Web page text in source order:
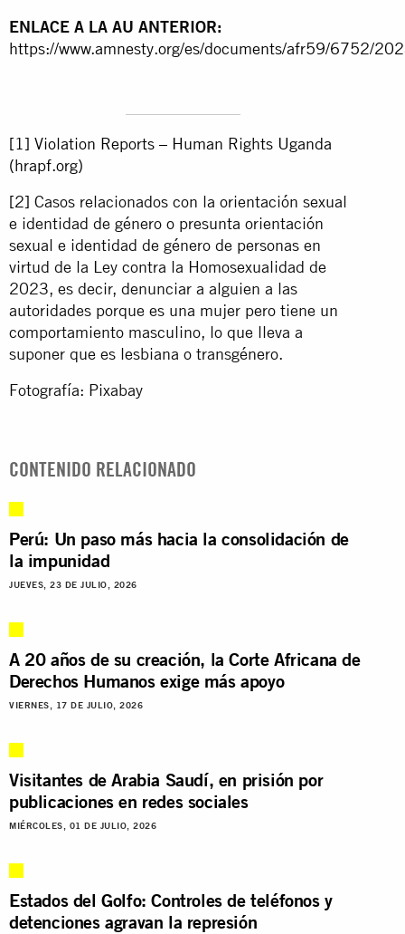
ENLACE A LA AU ANTERIOR:
https://www.amnesty.org/es/documents/afr59/6752/
[1] Violation Reports – Human Rights Uganda
(hrapf.org)
[2] Casos relacionados con la orientación sexual
e identidad de género o presunta orientación
sexual e identidad de género de personas en
virtud de la Ley contra la Homosexualidad de
2023, es decir, denunciar a alguien a las
autoridades porque es una mujer pero tiene un
comportamiento masculino, lo que lleva a
suponer que es lesbiana o transgénero.
Fotografía: Pixabay
CONTENIDO RELACIONADO
Perú: Un paso más hacia la consolidación de
la impunidad
JUEVES, 23 DE JULIO, 2026
A 20 años de su creación, la Corte Africana de
Derechos Humanos exige más apoyo
VIERNES, 17 DE JULIO, 2026
Visitantes de Arabia Saudí, en prisión por
publicaciones en redes sociales
MIÉRCOLES, 01 DE JULIO, 2026
Estados del Golfo: Controles de teléfonos y
detenciones agravan la represión